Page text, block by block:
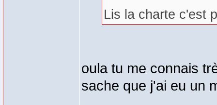
Lis la charte c'est
oula tu me connais
sache que j'ai eu un